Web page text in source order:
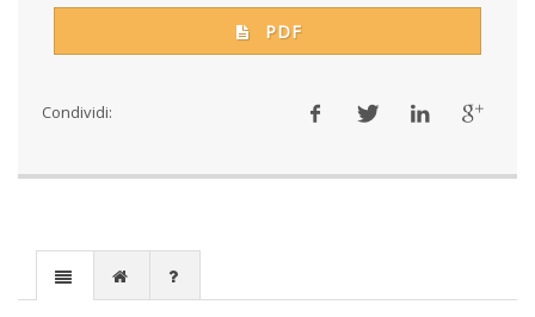
PDF
Condividi: